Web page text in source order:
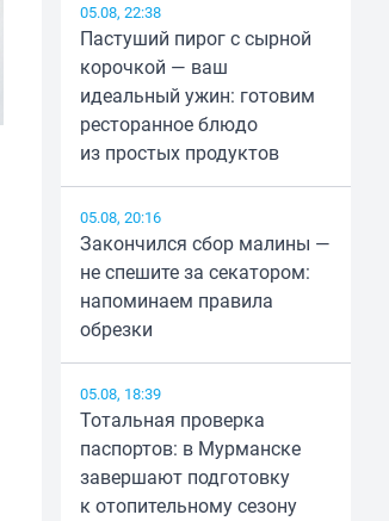
05.08, 22:38
Пастуший пирог с сырной
корочкой — ваш
идеальный ужин: готовим
ресторанное блюдо
из простых продуктов
05.08, 20:16
Закончился сбор малины —
не спешите за секатором:
напоминаем правила
обрезки
05.08, 18:39
Тотальная проверка
паспортов: в Мурманске
завершают подготовку
к отопительному сезону